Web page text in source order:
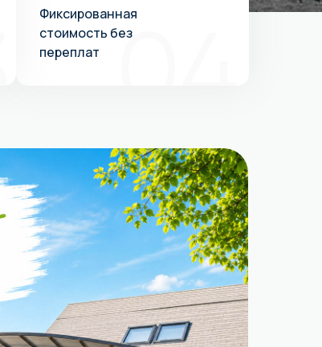
Фиксированная
стоимость без
переплат